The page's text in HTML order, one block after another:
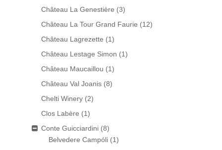
Château La Genestière (3)
Château La Tour Grand Faurie (12)
Château Lagrezette (1)
Château Lestage Simon (1)
Château Maucaillou (1)
Château Val Joanis (8)
Chelti Winery (2)
Clos Labère (1)
Conte Guicciardini (8)
Belvedere Campóli (1)